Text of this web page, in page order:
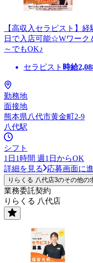
【高収入セラピスト】
日で入店可能☆Wワーク
～でもOK♪
セラピスト 時給
勤務地
面接地
熊本県八代市黄金町2-9
八代駅
シフト
1日1時間 週1日からOK
詳細を見る
応募画面に
りらくる 八代店3のその他の
業務委託契約
りらくる 八代店